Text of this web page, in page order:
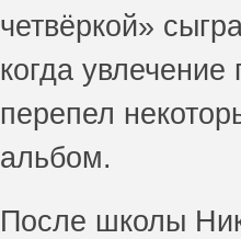
четвёркой»
когда
перепел
альбом.
После школы